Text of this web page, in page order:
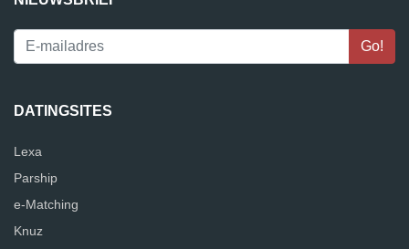
DATINGSITES
Lexa
Parship
e-Matching
Knuz